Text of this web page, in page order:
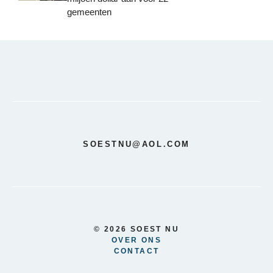
gemeenten
SOESTNU@AOL.COM
© 2026 SOEST NU
OVER ONS
CONTACT